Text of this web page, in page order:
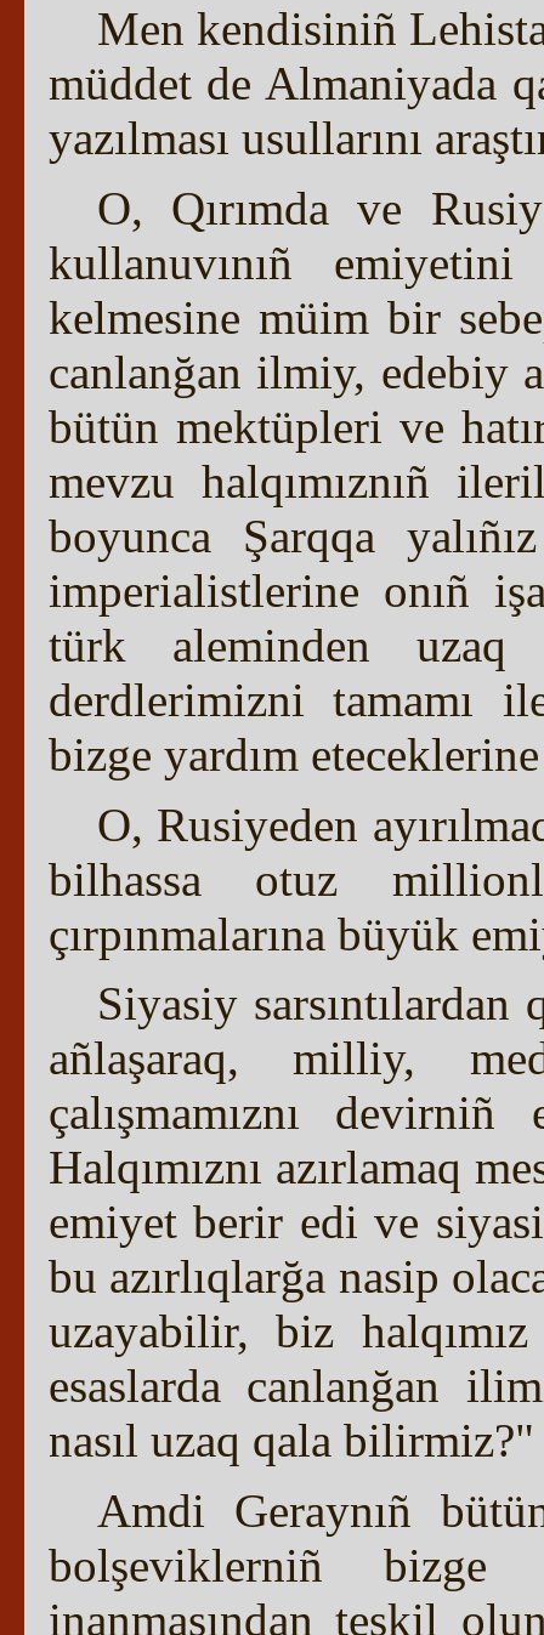
Men kendisiniñ
müddet de Almaniyada
yazılması usullarını
O, Qırımda ve
kullanuvınıñ
kelmesine müim bir
canlanğan ilmiy, edebiy
bütün mektüpleri ve
mevzu halqımıznıñ
boyunca Şarqqa
imperialistlerine onıñ
türk aleminden uzaq
derdlerimizni tamamı
bizge yardım
O, Rusiyeden
bilhassa otuz
çırpınmalarına büyük
Siyasiy
añlaşaraq, milliy,
çalışmamıznı
Halqımıznı azırlamaq
emiyet berir edi ve
bu azırlıqlarğa nasip
uzayabilir, biz halqımız
esaslarda canlanğan
nasıl uzaq qala
Amdi Geraynıñ
bolşeviklerniñ bizge
inanmasından teşkil